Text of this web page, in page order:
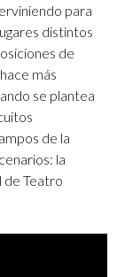
para
distintos
de
más
se plantea
de la
la
de Teatro